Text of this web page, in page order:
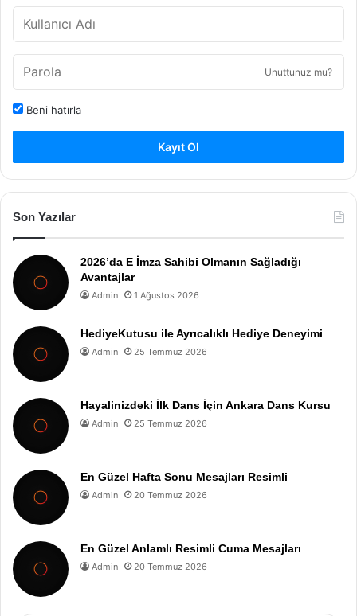
Unuttunuz mu?
Beni hatırla
Kayıt Ol
Son Yazılar
2026’da E İmza Sahibi Olmanın Sağladığı
Avantajlar
Admin 1 Ağustos 2026
HediyeKutusu ile Ayrıcalıklı Hediye Deneyimi
Admin 25 Temmuz 2026
Hayalinizdeki İlk Dans İçin Ankara Dans Kursu
Admin 25 Temmuz 2026
En Güzel Hafta Sonu Mesajları Resimli
Admin 20 Temmuz 2026
En Güzel Anlamlı Resimli Cuma Mesajları
Admin 20 Temmuz 2026